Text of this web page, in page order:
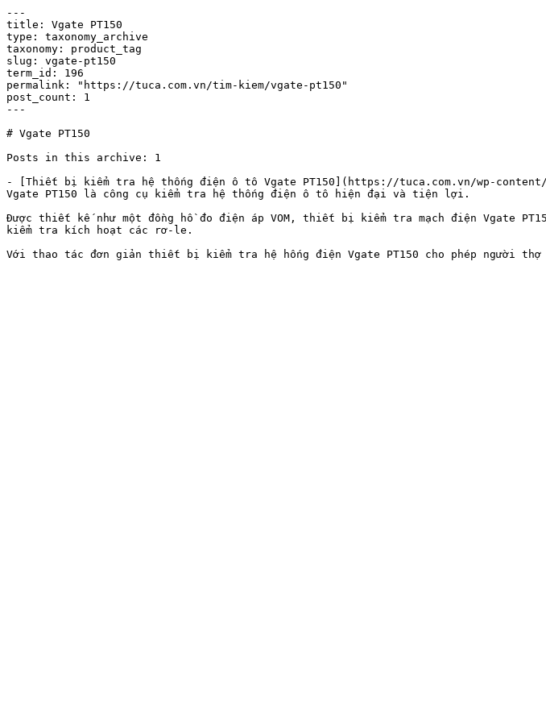
---
title: Vgate PT150
type: taxonomy_archive
taxonomy: product_tag
slug: vgate-pt150
term_id: 196
permalink: "https://tuca.com.vn/tim-kiem/vgate-pt150"
post_count: 1
---
# Vgate PT150
Posts in this archive: 1
- [Thiết bị kiểm tra hệ thống điện ô tô Vgate PT150](https://tuca.com.vn/wp-
Vgate PT150 là công cụ kiểm tra hệ thống điện ô tô hiện đại và tiện lợi.
Được thiết kế như một đồng hồ đo điện áp VOM, thiết bị kiểm tra mạch điện Vgate
kiểm tra kích hoạt các rơ-le.